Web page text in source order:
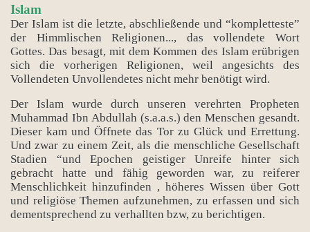
Islam
Der Islam ist die letzte, abschließende und “kompletteste”
der Himmlischen Religionen..., das vollendete Wort
Gottes. Das besagt, mit dem Kommen des Islam erübrigen
sich die vorherigen Religionen, weil angesichts des
Vollendeten Unvollendetes nicht mehr benötigt wird.
Der Islam wurde durch unseren verehrten Propheten
Muhammad Ibn Abdullah (s.a.a.s.) den Menschen gesandt.
Dieser kam und Öffnete das Tor zu Glück und Errettung.
Und zwar zu einem Zeit, als die menschliche Gesellschaft
Stadien “und Epochen geistiger Unreife hinter sich
gebracht hatte und fähig geworden war, zu reiferer
Menschlichkeit hinzufinden , höheres Wissen über Gott
und religiöse Themen aufzunehmen, zu erfassen und sich
dementsprechend zu verhallten bzw, zu berichtigen.